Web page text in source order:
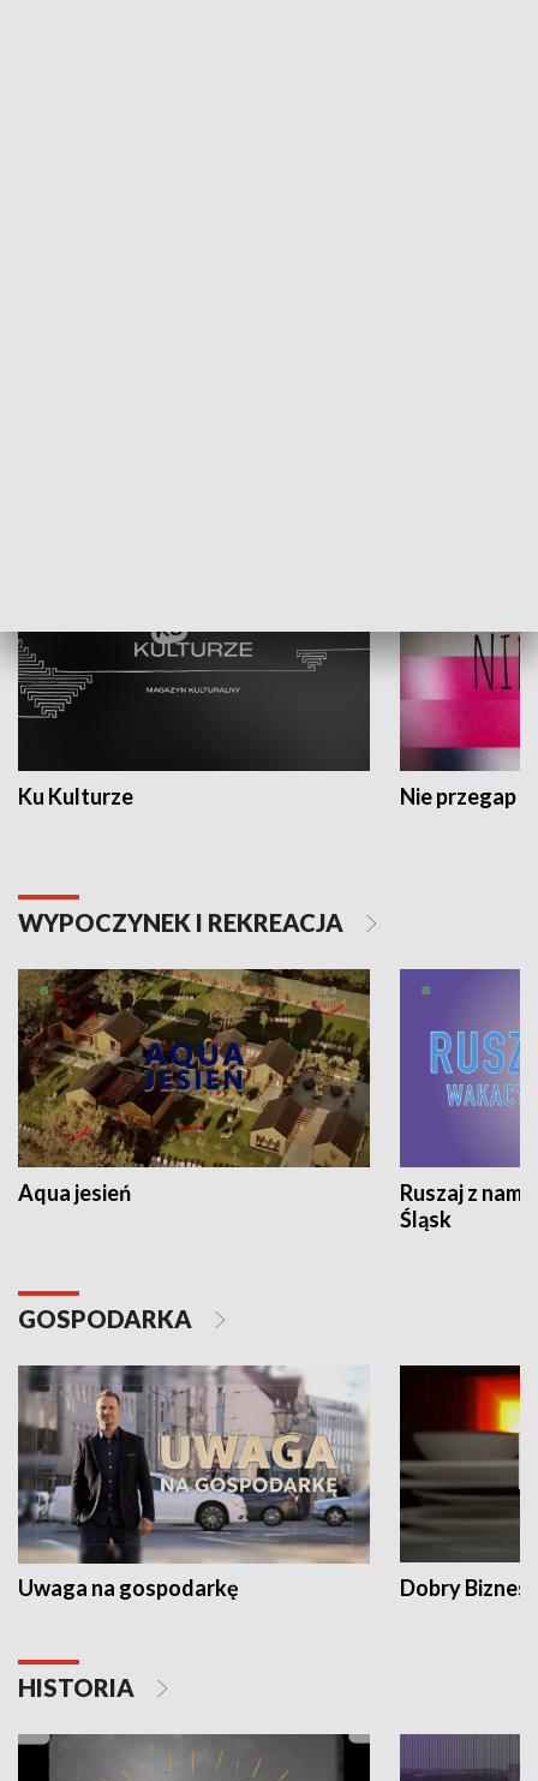
Ku Kulturze Nie przegap
WYPOCZYNEK I REKREACJA
Aqua jesień
Ruszaj z
Śląsk
GOSPODARKA
Uwaga na gospodarkę Dobry Biznes
HISTORIA